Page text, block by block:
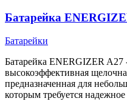
Батарейка
Батарейки
Батарейка ENERGIZER A27
высокоэффективная
предназначенная для
которым требуется